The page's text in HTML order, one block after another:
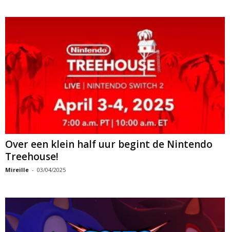
Over een klein half uur begint de Nintendo
Treehouse!
Mireille - 03/04/2025